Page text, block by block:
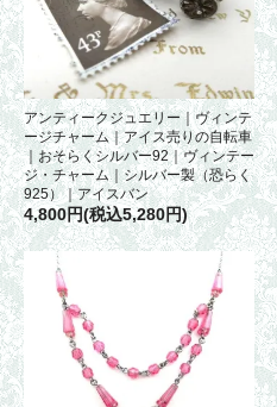
アンティークジュエリー｜ヴィンテ
ージチャーム｜アイス売りの自転車
｜おそらくシルバー92｜ヴィンテー
ジ・チャーム｜シルバー製（恐らく
925）｜アイスバン
4,800円(税込5,280円)